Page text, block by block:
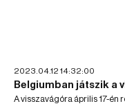
2023.04.12 14:32:00
Belgiumban játszik a
A visszavágóra április 17-én